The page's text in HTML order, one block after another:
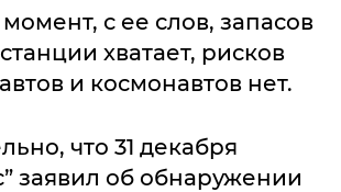
с ее слов, запасов
хватает, рисков
и космонавтов нет.
что 31 декабря
заявил об обнаружении